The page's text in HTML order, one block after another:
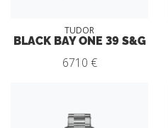
TUDOR
BLACK BAY ONE 39 S&G
6710 €